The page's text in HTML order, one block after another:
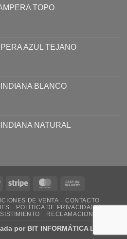
TOPO
AZUL TEJANO
BLANCO
NATURAL
PayPal Stripe MasterCard
Delivery
DE VENTA
CONTACTO
POLÍTICA DE PRIVACIDAD
RECLAMACIONES
por BIT INFORMÁTICA LODOSA